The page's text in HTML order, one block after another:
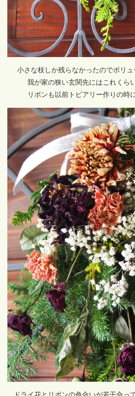
小さな枝しか残らなかったのでボリュ
我が家の狭い玄関先にはこれくら
リボンも以前トピアリー作りの時